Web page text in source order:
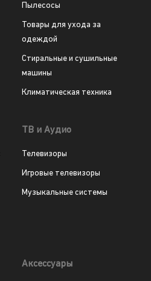
Пылесосы
Товары для ухода за
одеждой
Стиральные и сушильные
машины
Климатическая техника
ТВ и Аудио
Телевизоры
Игровые телевизоры
Музыкальные системы
Аксессуары